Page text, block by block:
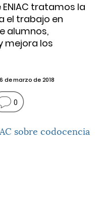
tratamos la
el trabajo en
alumnos,
mejora los
de marzo de 2018
0
sobre codocencia